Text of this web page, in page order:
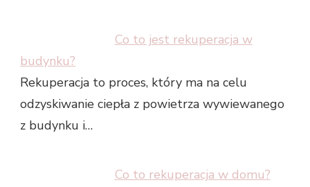
Co to jest rekuperacja w
budynku?
Rekuperacja to proces, który ma na celu
odzyskiwanie ciepła z powietrza wywiewanego
z budynku i…
Co to rekuperacja w domu?